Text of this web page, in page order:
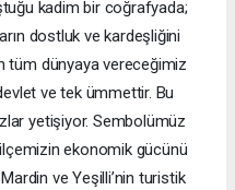
kadim bir coğrafyada;
dostluk ve kardeşliğini
tüm dünyaya vereceğimiz
ve tek ümmettir. Bu
yetişiyor. Sembolümüz
ekonomik gücünü
ve Yeşilli’nin turistik